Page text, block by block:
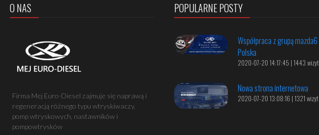
O NAS
Firma Mej Euro-Diesel zajmuje się naprawą i
regeneracją różnego typu wtryskiwaczy,
pomp wtryskowych, nastawników i
pompowtrysków
POPULARNE POSTY
Współpraca z grupą mazda6
Polska
2020-07-20 14:17:45 | 1443 wizyt
Nowa strona internetowa
2020-07-20 13:08:16 | 1321 wizyt